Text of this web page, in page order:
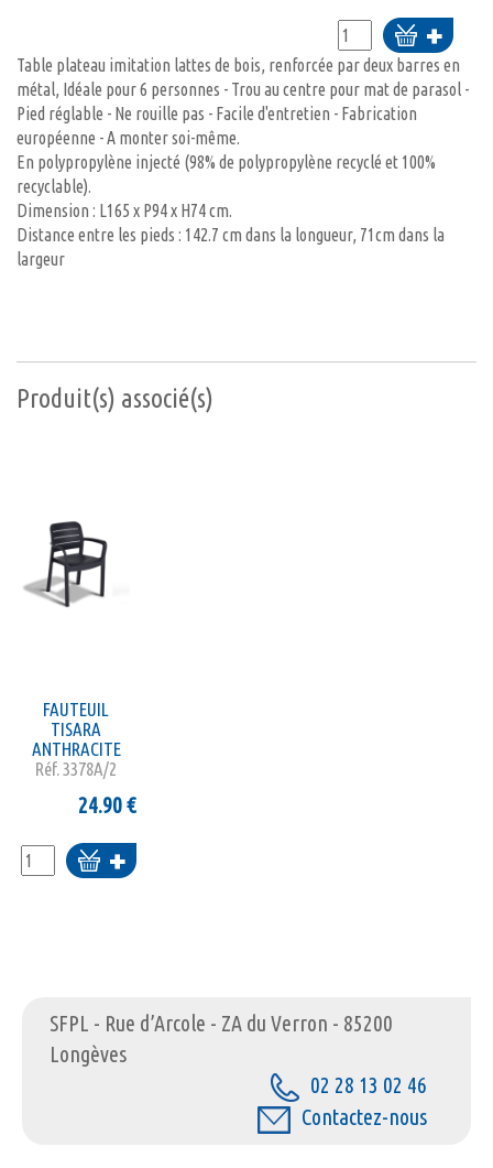
Ajouter
au
panier
Table plateau imitation lattes de bois, renforcée par deux barres en
métal, Idéale pour 6 personnes - Trou au centre pour mat de parasol -
Pied réglable - Ne rouille pas - Facile d'entretien - Fabrication
européenne - A monter soi-même.
En polypropylène injecté (98% de polypropylène recyclé et 100%
recyclable).
Dimension : L165 x P94 x H74 cm.
Distance entre les pieds : 142.7 cm dans la longueur, 71cm dans la
largeur
Produit(s) associé(s)
FAUTEUIL
TISARA
ANTHRACITE
Réf.3378A/2
24.90€
Ajouter
au
SFPL - Rue d’Arcole - ZA du Verron - 85200
Longèves
02 28 13 02 46
Contactez-nous